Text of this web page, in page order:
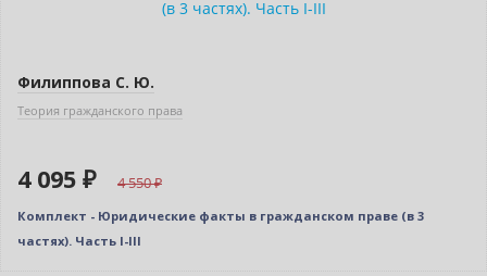
Филиппова С. Ю.
Теория гражданского права
4 095 ₽ 4 550
Комплект - Юридические факты в гражданском праве (в 3
частях). Часть I-III